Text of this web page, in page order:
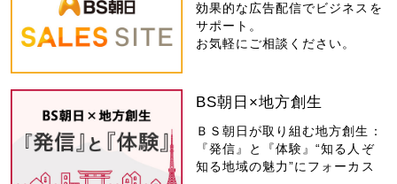
効果的な広告配信でビジネスを
サポート。
お気軽にご相談ください。
BS朝日×地方創生
ＢＳ朝日が取り組む地方創生：
『発信』と『体験』“知る人ぞ
知る地域の魅力”にフォーカス